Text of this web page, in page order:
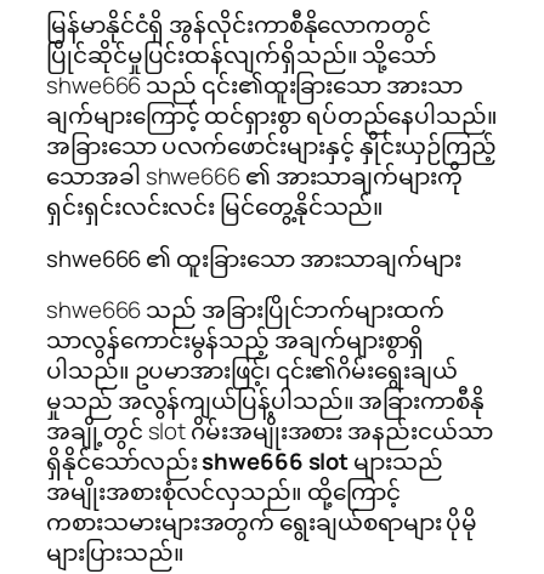
မြန်မာနိုင်ငံရှိ အွန်လိုင်းကာစီနိုလောကတွင်
ပြိုင်ဆိုင်မှုပြင်းထန်လျက်ရှိသည်။ သို့သော်
shwe666 သည် ၎င်း၏ထူးခြားသော အားသာ
ချက်များကြောင့် ထင်ရှားစွာ ရပ်တည်နေပါသည်။
အခြားသော ပလက်ဖောင်းများနှင့် နှိုင်းယှဉ်ကြည့်
သောအခါ shwe666 ၏ အားသာချက်များကို
ရှင်းရှင်းလင်းလင်း မြင်တွေ့နိုင်သည်။
shwe666 ၏ ထူးခြားသော အားသာချက်များ
shwe666 သည် အခြားပြိုင်ဘက်များထက်
သာလွန်ကောင်းမွန်သည့် အချက်များစွာရှိ
ပါသည်။ ဥပမာအားဖြင့်၊ ၎င်း၏ဂိမ်းရွေးချယ်
မှုသည် အလွန်ကျယ်ပြန့်ပါသည်။ အခြားကာစီနို
အချို့တွင် slot ဂိမ်းအမျိုးအစား အနည်းငယ်သာ
ရှိနိုင်သော်လည်းshwe666 slotများသည်
အမျိုးအစားစုံလင်လှသည်။ ထို့ကြောင့်
ကစားသမားများအတွက် ရွေးချယ်စရာများ ပိုမို
များပြားသည်။